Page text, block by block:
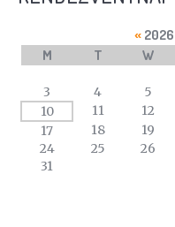
calendar
events
« 2026
M T W
3
4 5
10
11 12
17
18 19
24
25 26
31